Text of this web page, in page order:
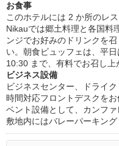
お食事
このホテルには 2 か所のレ
Nikauでは郷土料理と各国料
ンジでお好みのドリンクを
い。朝食ビュッフェは、平
10:30 まで、有料でお召し上
ビジネス設備
ビジネスセンター、ドライ
時間対応フロントデスクを
ベント設備として、カンフ
敷地内にはバレーパーキン